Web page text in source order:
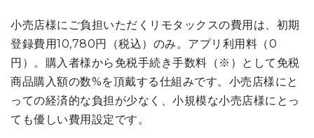
小売店様にご負担いただくリモタックスの費用は、初期
登録費用10,780円（税込）のみ。アプリ利用料（0
円）。購入者様から免税手続き手数料（※）として免税
商品購入額の数%を頂戴する仕組みです。小売店様にと
っての経済的な負担が少なく、小規模な小売店様にとっ
ても優しい費用設定です。